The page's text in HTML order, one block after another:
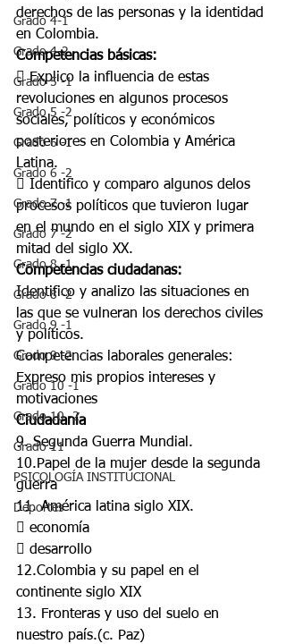
Grado 4-1
Grado 4-2
Grado 5 -1
Grado 5 -2
Grado 6 -1
Grado 6 -2
Grado 7 -1
Grado 7 -2
Grado 8 -1
Grado 8 -2
Grado 9 -1
Grado 9 -2
Grado 10 -1
Grado 10 -2
Grado 11
PSICOLOGÍA INSTITUCIONAL
Deportes
derechos de las personas y la identidad
en Colombia.
Competencias básicas:
 Explico la influencia de estas
revoluciones en algunos procesos
sociales, políticos y económicos
posteriores en Colombia y América
Latina.
 Identifico y comparo algunos delos
procesos políticos que tuvieron lugar
en el mundo en el siglo XIX y primera
mitad del siglo XX.
Competencias ciudadanas:
Identifico y analizo las situaciones en
las que se vulneran los derechos civiles
y políticos.
Competencias laborales generales:
Expreso mis propios intereses y
motivaciones
Ciudadanía
9. Segunda Guerra Mundial.
10.Papel de la mujer desde la segunda
guerra
11. América latina siglo XIX.
 economía
 desarrollo
12.Colombia y su papel en el
continente siglo XIX
13. Fronteras y uso del suelo en
nuestro país.(c. Paz)